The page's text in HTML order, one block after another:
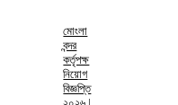
মোংলা
বন্দর
কর্তৃপক্ষ
নিয়োগ
বিজ্ঞপ্তি